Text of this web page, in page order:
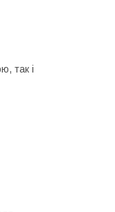
так і